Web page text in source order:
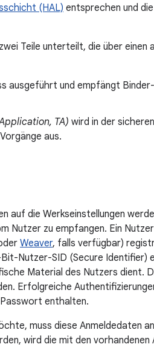
(HAL) entsprechen und
Teile unterteilt, die über einen
ausgeführt und empfängt
TA) wird in der
aus.
auf die Werkseinstellungen
Nutzer zu empfangen. Ein
Weaver, falls verfügbar)
Nutzer-SID (Secure Identifier)
Material des Nutzers dient.
Erfolgreiche
enthalten.
muss diese Anmeldedaten
wird die mit den vorhandenen